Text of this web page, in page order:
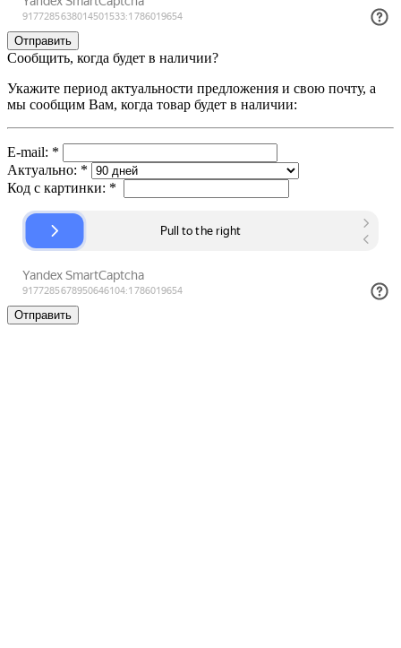
Сообщить, когда будет в наличии?
Укажите период актуальности предложения и свою почту, а
мы сообщим Вам, когда товар будет в наличии:
E-mail: *
Актуально: *
Код с картинки: *